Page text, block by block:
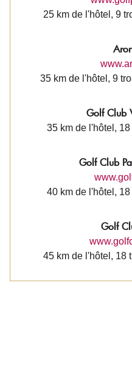
25 km de l'hôtel, 9
35 km de l'hôtel, 9
Golf Club
35 km de l'hôtel,
Golf Club
40 km de l'hôtel,
Golf
45 km de l'hôtel, 18